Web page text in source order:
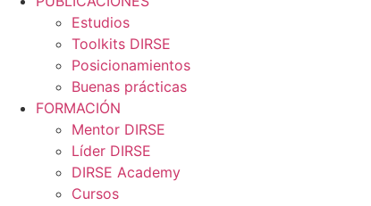
Estudios
Toolkits DIRSE
Posicionamientos
Buenas prácticas
FORMACIÓN
Mentor DIRSE
Líder DIRSE
DIRSE Academy
Cursos